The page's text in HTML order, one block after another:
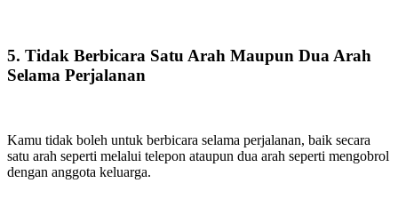
5. Tidak Berbicara Satu Arah Maupun Dua Arah
Selama Perjalanan
Kamu tidak boleh untuk berbicara selama perjalanan, baik secara
satu arah seperti melalui telepon ataupun dua arah seperti mengobrol
dengan anggota keluarga.